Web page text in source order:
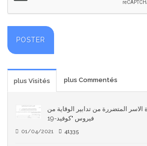
plus Visités plus Commentés
الاسر المتضررة من تدابير الوقاية من
فيروس "كوفيد-19
01/04/2021 41335